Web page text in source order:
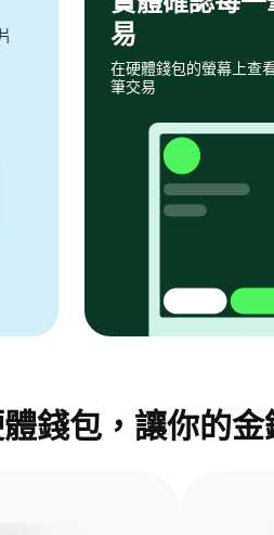
易
在硬體錢包的螢幕上查
筆交易
錢包，讓你的